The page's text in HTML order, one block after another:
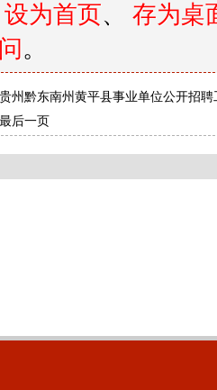
设为首页、 存为桌
。
贵州黔东南州黄平县事业单位公开招
合成绩公示及体检有关事项的公告
最后一页